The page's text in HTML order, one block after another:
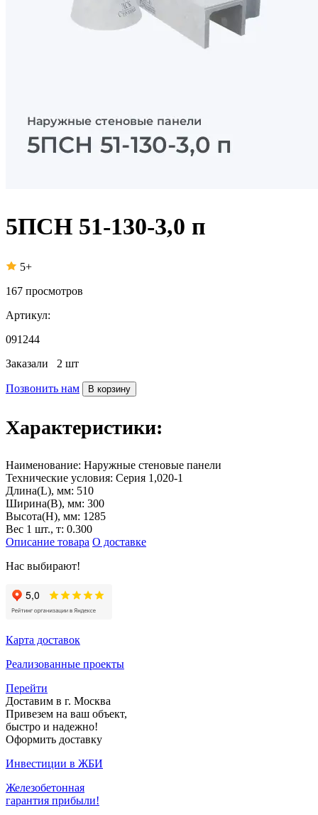
5ПСН 51-130-3,0 п
5+
167 просмотров
Артикул:
091244
Заказали 2 шт
Позвонить нам В корзину
Характеристики:
Наименование: Наружные стеновые панели
Технические условия: Серия 1,020-1
Длина(L), мм: 510
Ширина(B), мм: 300
Высота(H), мм: 1285
Вес 1 шт., т: 0.300
Описание товара О доставке
Нас выбирают!
Карта доставок
Реализованные проекты
Перейти
Доставим в г. Москва
Привезем на ваш объект,
быстро и надежно!
Оформить доставку
Инвестиции в ЖБИ
Железобетонная
гарантия прибыли!